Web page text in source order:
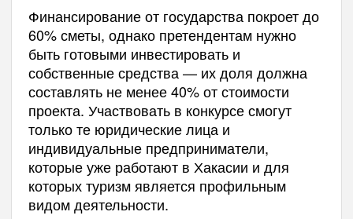
Финансирование от государства покроет до
60% сметы, однако претендентам нужно
быть готовыми инвестировать и
собственные средства — их доля должна
составлять не менее 40% от стоимости
проекта. Участвовать в конкурсе смогут
только те юридические лица и
индивидуальные предприниматели,
которые уже работают в Хакасии и для
которых туризм является профильным
видом деятельности.